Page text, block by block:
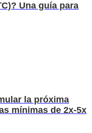
Una guía para
la próxima
mínimas de 2x-5x